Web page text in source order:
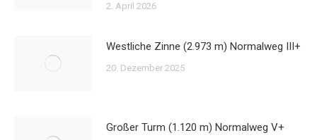
2. April 2026
Westliche Zinne (2.973 m) Normalweg III+
20. Dezember 2025
Großer Turm (1.120 m) Normalweg V+